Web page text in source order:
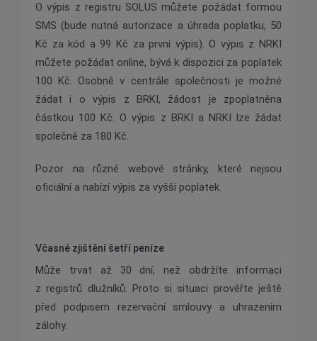
O výpis z registru SOLUS můžete požádat formou
SMS (bude nutná autorizace a úhrada poplatku, 50
Kč za kód a 99 Kč za první výpis). O výpis z NRKI
můžete požádat online, bývá k dispozici za poplatek
100 Kč. Osobně v centrále společnosti je možné
žádat i o výpis z BRKI, žádost je zpoplatněna
částkou 100 Kč. O výpis z BRKI a NRKI lze žádat
společně za 180 Kč.
Pozor na různé webové stránky, které nejsou
oficiální a nabízí výpis za vyšší poplatek.
Včasné zjištění šetří peníze
Může trvat až 30 dní, než obdržíte informaci
z registrů dlužníků. Proto si situaci prověřte ještě
před podpisem rezervační smlouvy a uhrazením
zálohy.